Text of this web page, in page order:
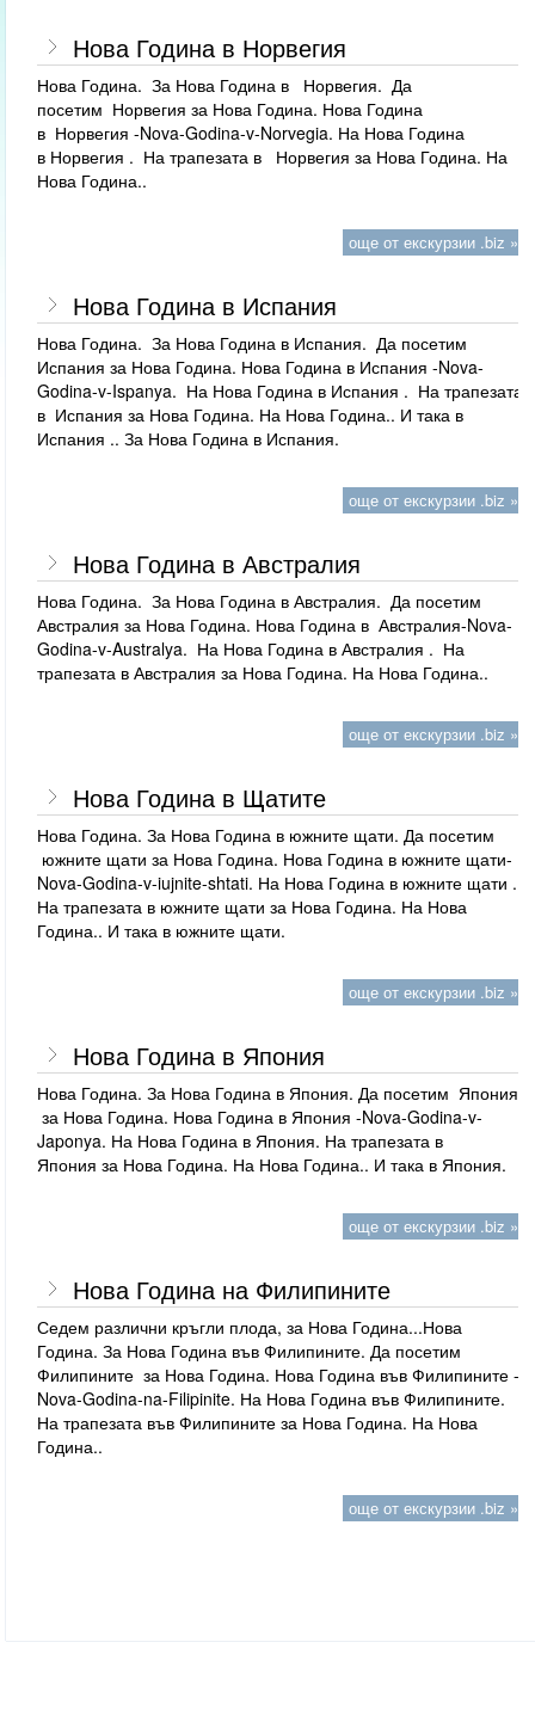
Нова Година в Норвегия
Нова Година. За Нова Година в Норвегия. Да
посетим Норвегия за Нова Година. Нова Година
в Норвегия -Nova-Godina-v-Norvegia. На Нова Година
в Норвегия . На трапезата в Норвегия за Нова Година. На
Нова Година..
още от екскурзии .biz »
Нова Година в Испания
Нова Година. За Нова Година в Испания. Да посетим
Испания за Нова Година. Нова Година в Испания -Nova-
Godina-v-Ispanya. На Нова Година в Испания . На трапезата
в Испания за Нова Година. На Нова Година.. И така в
Испания .. За Нова Година в Испания.
още от екскурзии .biz »
Нова Година в Австралия
Нова Година. За Нова Година в Австралия. Да посетим
Австралия за Нова Година. Нова Година в Австралия-Nova-
Godina-v-Australya. На Нова Година в Австралия . На
трапезата в Австралия за Нова Година. На Нова Година..
още от екскурзии .biz »
Нова Година в Щатите
Нова Година. За Нова Година в южните щати. Да посетим
южните щати за Нова Година. Нова Година в южните щати-
Nova-Godina-v-iujnite-shtati. На Нова Година в южните щати .
На трапезата в южните щати за Нова Година. На Нова
Година.. И така в южните щати.
още от екскурзии .biz »
Нова Година в Япония
Нова Година. За Нова Година в Япония. Да посетим Япония
за Нова Година. Нова Година в Япония -Nova-Godina-v-
Japonya. На Нова Година в Япония. На трапезата в
Япония за Нова Година. На Нова Година.. И така в Япония.
още от екскурзии .biz »
Нова Година на Филипините
Седем различни кръгли плода, за Нова Година...Нова
Година. За Нова Година във Филипините. Да посетим
Филипините за Нова Година. Нова Година във Филипините -
Nova-Godina-na-Filipinite. На Нова Година във Филипините.
На трапезата във Филипините за Нова Година. На Нова
Година..
още от екскурзии .biz »